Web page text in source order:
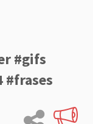
#gifs
#frases